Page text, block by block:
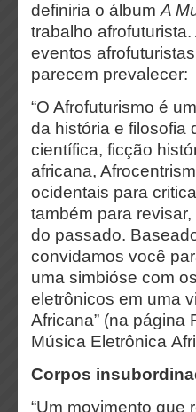
definiria o álbum A
trabalho
eventos
parecem prevalecer:
“O Afrofuturismo é
da história e filosofia
científica, ficção
africana,
ocidentais para
também para
do passado.
convidamos você
uma simbióse com
eletrônicos em uma
Africana” (na página
Música Eletrônica
Corpos
“Um movimento que